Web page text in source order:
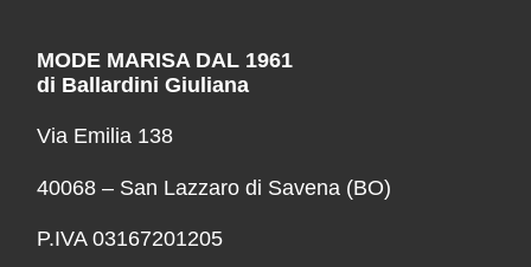
MODE MARISA DAL 1961
di Ballardini Giuliana
Via Emilia 138
40068 – San Lazzaro di Savena (BO)
P.IVA 03167201205